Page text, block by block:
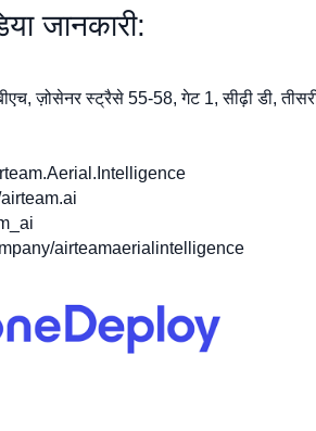
जानकारी:
ज़ोसेनर स्ट्रैसे 55-58, गेट 1, सीढ़ी डी,
airteam.ai
airteamaerialintelligence